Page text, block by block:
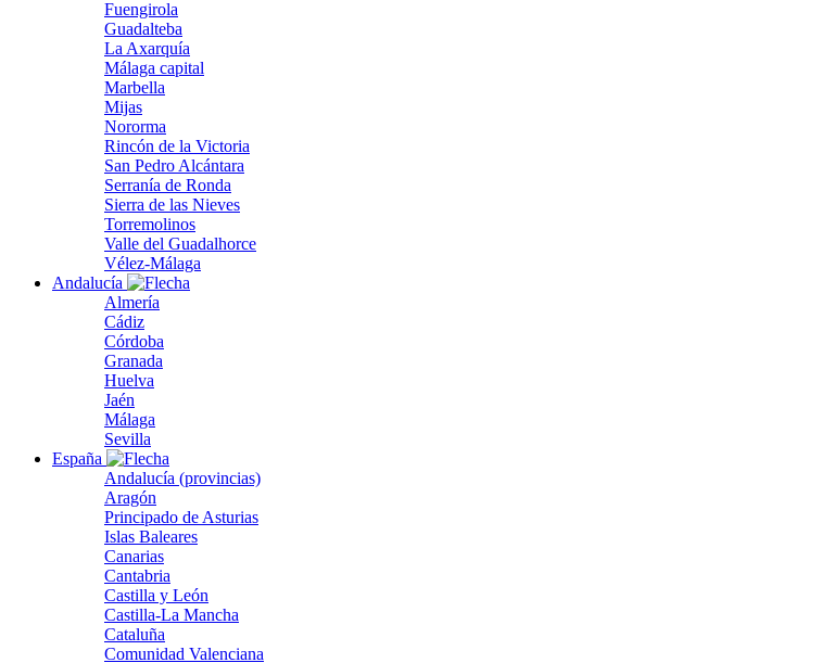
Fuengirola
Guadalteba
La Axarquía
Málaga capital
Marbella
Mijas
Nororma
Rincón de la Victoria
San Pedro Alcántara
Serranía de Ronda
Sierra de las Nieves
Torremolinos
Valle del Guadalhorce
Vélez-Málaga
Andalucía
Almería
Cádiz
Córdoba
Granada
Huelva
Jaén
Málaga
Sevilla
España
Andalucía (provincias)
Aragón
Principado de Asturias
Islas Baleares
Canarias
Cantabria
Castilla y León
Castilla-La Mancha
Cataluña
Comunidad Valenciana